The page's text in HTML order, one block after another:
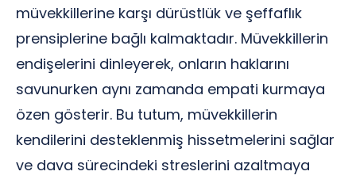
müvekkillerine karşı dürüstlük ve şeffaflık
prensiplerine bağlı kalmaktadır. Müvekkillerin
endişelerini dinleyerek, onların haklarını
savunurken aynı zamanda empati kurmaya
özen gösterir. Bu tutum, müvekkillerin
kendilerini desteklenmiş hissetmelerini sağlar
ve dava sürecindeki streslerini azaltmaya